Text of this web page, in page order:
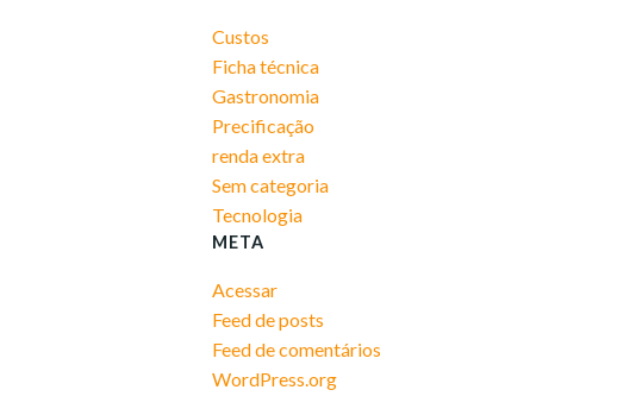
Custos
Ficha técnica
Gastronomia
Precificação
renda extra
Sem categoria
Tecnologia
META
Acessar
Feed de posts
Feed de comentários
WordPress.org